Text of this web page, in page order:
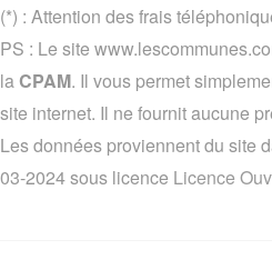
(*) : Attention des frais
PS : Le site
la CPAM. Il vous permet
site internet. Il ne fournit aucune
Les données proviennent du site
03-2024 sous licence Licence